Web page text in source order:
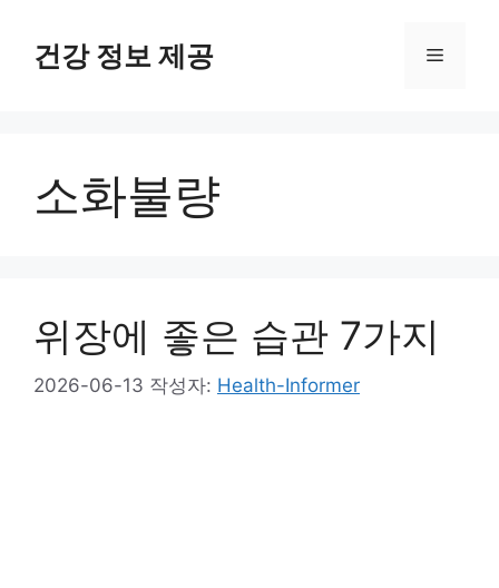
건강 정보 제공 메
소화불량
위장에 좋은 습관 7가지
2026-06-13 작성자: Health-Informer